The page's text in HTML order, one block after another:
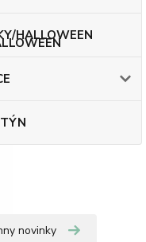
HALLOWEEN
novinky